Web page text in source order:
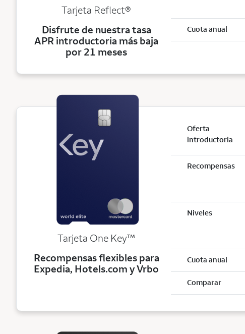
Tarjeta Reflect®
Disfrute de nuestra tasa
APR introductoria más baja
por 21 meses
Cuota anual
Tarjeta One Keytrademark
™
Recompensas flexibles para
Expedia, Hotels.com y Vrbo
Oferta
introductoria
Recompensas
Niveles
Cuota anual
Comparar